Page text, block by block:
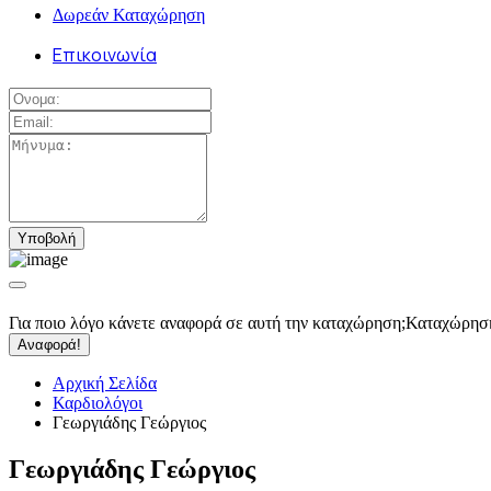
Δωρεάν Καταχώρηση
Επικοινωνία
Για ποιο λόγο κάνετε αναφορά σε αυτή την καταχώρηση;
Αναφορά!
Αρχική Σελίδα
Καρδιολόγοι
Γεωργιάδης Γεώργιος
Γεωργιάδης Γεώργιος